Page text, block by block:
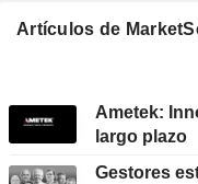
Artículos de
Ametek:
largo plazo
Gestores